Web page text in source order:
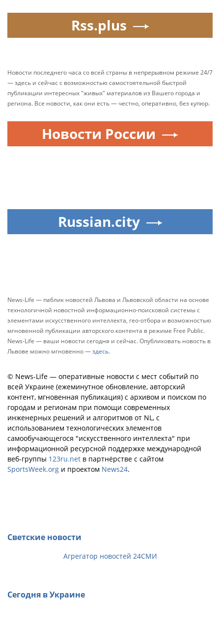
Rss.plus
Новости последнего часа со всей страны в непрерывном режиме 24/7
— здесь и сейчас с возможностью самостоятельной быстрой
публикации интересных "живых" материалов из Вашего города и
региона. Все новости, как они есть — честно, оперативно, без купюр.
Новости России
Russian.city
News-Life — паблик новостей Львова и Львовской области на основе
технологичной новостной информационно-поисковой системы с
элементами искусственного интеллекта, гео-отбора и возможностью
мгновенной публикации авторского контента в режиме Free Public.
News-Life — ваши новости сегодня и сейчас. Опубликовать новость в
Львове можно мгновенно —здесь.
© News-Life — оперативные новости с мест событий по
всей Украине (ежеминутное обновление, авторский
контент, мгновенная публикация) с архивом и поиском по
городам и регионам при помощи современных
инженерных решений и алгоритмов от NL, с
использованием технологических элементов
самообучающегося "искусственного интеллекта" при
информационной ресурсной поддержке международной
веб-группы 123ru.net в партнёрстве с сайтом
SportsWeek.org и проектом News24.
Светские новости
Агрегатор новостей 24СМИ
Сегодня в Украине